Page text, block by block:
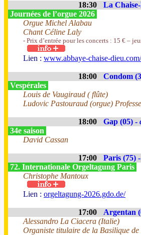
18:30 La
Journées de l’orgue 2026
Orgue Michel Alabau
Chant Céline Laly
- Prix d’entrée pour les concerts : 15 € –
Lien : www.abbaye-chaise-
18:00 Condom
Vespérales
Louis de Vaugiraud ( flûte)
Ludovic Pastouraud (orgue)
18:00 Gap (05) -
34e saison
David Cassan
17:00 Paris (75) -
72. Internationale Orgeltagung Paris
Christophe Mantoux
Lien : orgeltagung-2026.gdo.de/
17:00 Argentan
Alessandro La Ciacera (Italie)
Organiste titulaire de la Basilique de